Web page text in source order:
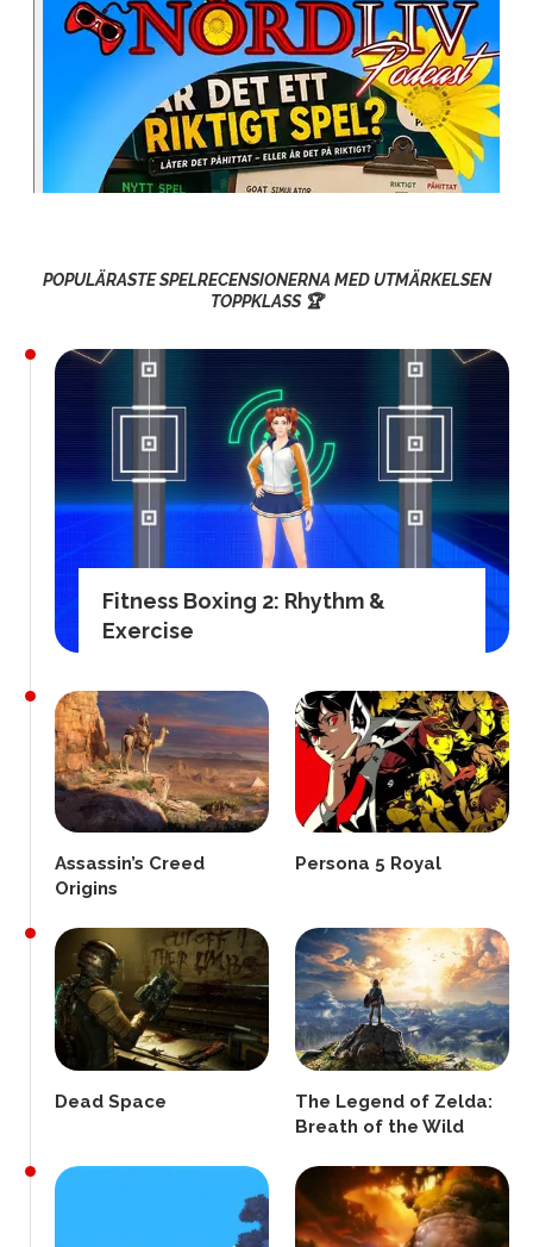
POPULÄRASTE SPELRECENSIONERNA MED UTMÄRKELSEN
TOPPKLASS 🏆
Fitness Boxing 2: Rhythm &
Exercise
Assassin’s Creed
Origins
Persona 5 Royal
Dead Space
The Legend of Zelda:
Breath of the Wild